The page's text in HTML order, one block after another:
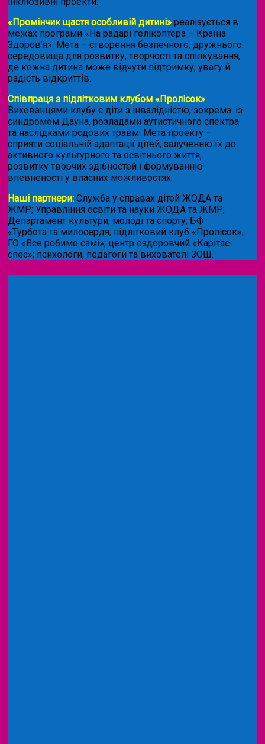
«Промінчик щастя особливій дитині» реалізується в
межах програми «На радарі гелікоптера – Країна
Здоров’я». Мета – створення безпечного, дружнього
середовища для розвитку, творчості та спілкування,
де кожна дитина може відчути підтримку, увагу й
радість відкриттів.
Співпраця з підлітковим клубом «Пролісок».
Вихованцями клубу є діти з інвалідністю, зокрема: із
синдромом Дауна, розладами аутистичного спектра
та наслідками родових травм. Мета проекту –
сприяти соціальній адаптації дітей, залученню їх до
активного культурного та освітнього життя,
розвитку творчих здібностей і формуванню
впевненості у власних можливостях.
Наші партнери: Служба у справах дітей ЖОДА та
ЖМР; Управління освіти та науки ЖОДА та ЖМР;
Департамент культури, молоді та спорту; БФ
«Турбота та милосердя; підлітковий клуб «Пролісок»;
ГО «Все робимо самі»; центр оздоровчий «Карітас-
спес»; психологи, педагоги та вихователі ЗОШ.